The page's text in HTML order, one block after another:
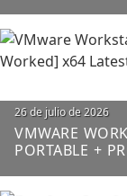
26 de julio de 2026
VMWARE
PORTABLE +